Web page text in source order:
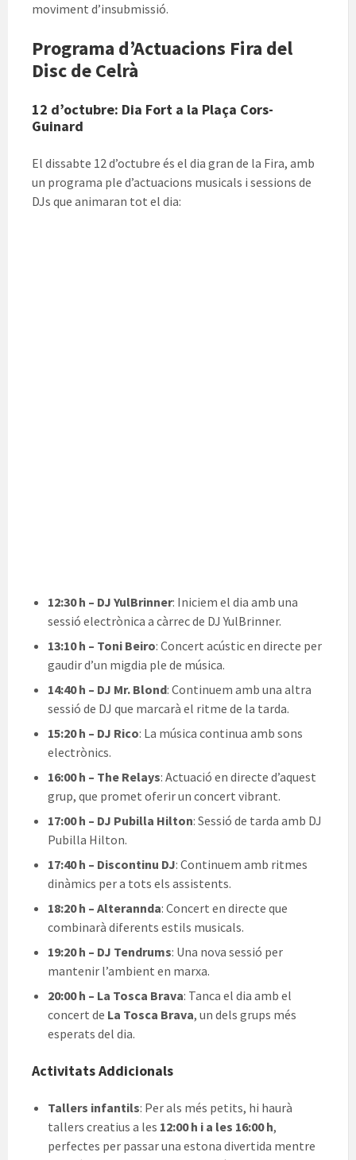
moviment d’insubmissió.
Programa d’Actuacions Fira del
Disc de Celrà
12 d’octubre: Dia Fort a la Plaça Cors-
Guinard
El dissabte 12 d’octubre és el dia gran de la Fira, amb
un programa ple d’actuacions musicals i sessions de
DJs que animaran tot el dia:
12:30 h – DJ YulBrinner: Iniciem el dia amb una
sessió electrònica a càrrec de DJ YulBrinner.
13:10 h – Toni Beiro: Concert acústic en directe per
gaudir d’un migdia ple de música.
14:40 h – DJ Mr. Blond: Continuem amb una altra
sessió de DJ que marcarà el ritme de la tarda.
15:20 h – DJ Rico: La música continua amb sons
electrònics.
16:00 h – The Relays: Actuació en directe d’aquest
grup, que promet oferir un concert vibrant.
17:00 h – DJ Pubilla Hilton: Sessió de tarda amb DJ
Pubilla Hilton.
17:40 h – Discontinu DJ: Continuem amb ritmes
dinàmics per a tots els assistents.
18:20 h – Alterannda: Concert en directe que
combinarà diferents estils musicals.
19:20 h – DJ Tendrums: Una nova sessió per
mantenir l’ambient en marxa.
20:00 h – La Tosca Brava: Tanca el dia amb el
concert de La Tosca Brava, un dels grups més
esperats del dia.
Activitats Addicionals
Tallers infantils: Per als més petits, hi haurà
tallers creatius a les 12:00 h i a les 16:00 h,
perfectes per passar una estona divertida mentre